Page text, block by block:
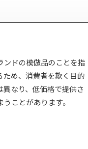
ンドの模倣品のことを指
ため、消費者を欺く目的
なり、低価格で提供さ
ことがあります。